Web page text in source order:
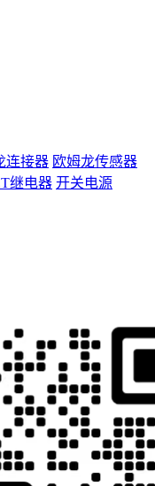
连接器 欧姆龙传感器
继电器 开关电源